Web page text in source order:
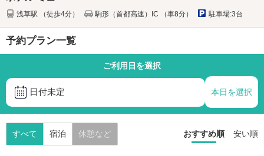
浅草駅 （徒歩4分） 駒形（首都高速）IC （車8分） 駐車場:3台
予約プラン一覧
ご利用日を選択
日付未定 本日を選択
すべて 宿泊 休憩など おすすめ順 安い順